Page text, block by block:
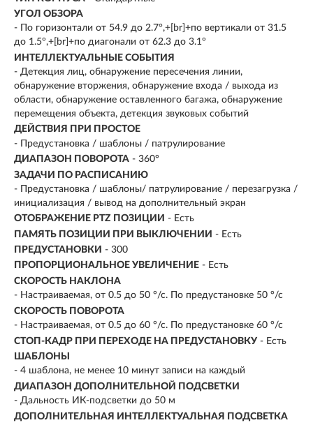
УГОЛ ОБЗОРА
- По горизонтали от 54.9 до 2.7°,+[br]+по вертикали от 31.5
до 1.5°,+[br]+по диагонали от 62.3 до 3.1°
ИНТЕЛЛЕКТУАЛЬНЫЕ СОБЫТИЯ
- Детекция лиц, обнаружение пересечения линии,
обнаружение вторжения, обнаружение входа / выхода из
области, обнаружение оставленного багажа, обнаружение
перемещения объекта, детекция звуковых событий
ДЕЙСТВИЯ ПРИ ПРОСТОЕ
- Предустановка / шаблоны / патрулирование
ДИАПАЗОН ПОВОРОТА - 360°
ЗАДАЧИ ПО РАСПИСАНИЮ
- Предустановка / шаблоны/ патрулирование / перезагрузка /
инициализация / вывод на дополнительный экран
ОТОБРАЖЕНИЕ PTZ ПОЗИЦИИ - Есть
ПАМЯТЬ ПОЗИЦИИ ПРИ ВЫКЛЮЧЕНИИ - Есть
ПРЕДУСТАНОВКИ - 300
ПРОПОРЦИОНАЛЬНОЕ УВЕЛИЧЕНИЕ - Есть
СКОРОСТЬ НАКЛОНА
- Настраиваемая, от 0.5 до 50 °/с. По предустановке 50 °/с
СКОРОСТЬ ПОВОРОТА
- Настраиваемая, от 0.5 до 60 °/с. По предустановке 60 °/с
СТОП-КАДР ПРИ ПЕРЕХОДЕ НА ПРЕДУСТАНОВКУ - Есть
ШАБЛОНЫ
- 4 шаблона, не менее 10 минут записи на каждый
ДИАПАЗОН ДОПОЛНИТЕЛЬНОЙ ПОДСВЕТКИ
- Дальность ИК-подсветки до 50 м
ДОПОЛНИТЕЛЬНАЯ ИНТЕЛЛЕКТУАЛЬНАЯ ПОДСВЕТКА